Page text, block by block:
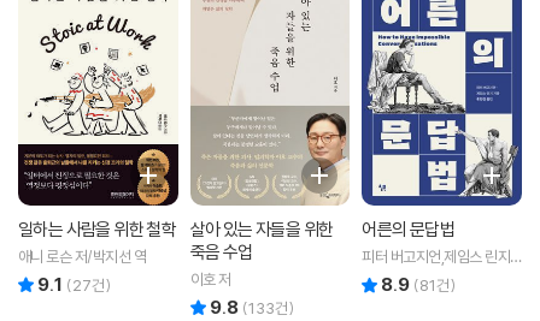
일하는 사람을 위한 철학
애니 로슨 저/박지선 역
9.1 (27건)
살아 있는 자들을 위한
죽음 수업
이호 저
9.8 (133건)
어른의 문답법
피터 버고지언,제임스 린지
저/홍한결 역
8.9 (81건)